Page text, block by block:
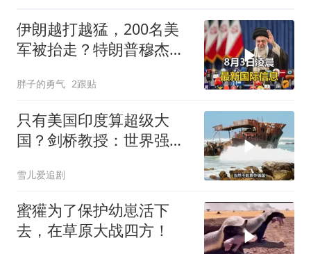
伊朗越打越猛，200名美
军被抬走？特朗普穆杰塔
胖子的勇气 2跟贴
只有美国印度算超级大
国？剑桥教授：世界强国
雪儿爱追剧
蜜獾为了保护幼崽活下
去，在草原大战四方！